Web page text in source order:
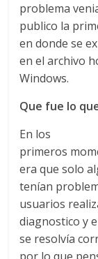
problema
publico la
en donde se
en el archivo
Windows.
Que fue lo
En los
primeros
era que solo
tenían
usuarios
diagnostico y
se resolvía